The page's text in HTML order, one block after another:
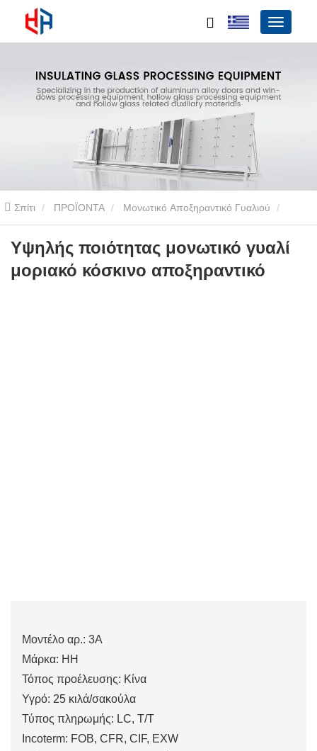
Σπίτι ΠΡΟΪΟΝΤΑ Μονωτικό Αποξηραντικό Γυαλιού
Υψηλής ποιότητας μονωτικό γυαλί μοριακό κόσκινο αποξηραντικό
Υψηλής ποιότητας μονωτικό γυαλί
μοριακό κόσκινο αποξηραντικό
Μοντέλο αρ.: 3A
Μάρκα: HH
Τόπος προέλευσης: Κίνα
Υγρό: 25 κιλά/σακούλα
Τύπος πληρωμής: LC, T/T
Incoterm: FOB, CFR, CIF, EXW